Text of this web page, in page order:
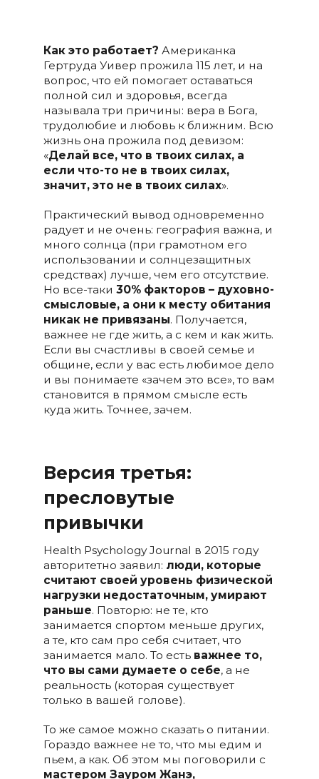
Как это работает? Американка
Гертруда Уивер прожила 115 лет, и на
вопрос, что ей помогает оставаться
полной сил и здоровья, всегда
называла три причины: вера в Бога,
трудолюбие и любовь к ближним. Всю
жизнь она прожила под девизом:
«Делай все, что в твоих силах, а
если что-то не в твоих силах,
значит, это не в твоих силах».
Практический вывод одновременно
радует и не очень: география важна, и
много солнца (при грамотном его
использовании и солнцезащитных
средствах) лучше, чем его отсутствие.
Но все-таки 30% факторов – духовно-
смысловые, а они к месту обитания
никак не привязаны. Получается,
важнее не где жить, а с кем и как жить.
Если вы счастливы в своей семье и
общине, если у вас есть любимое дело
и вы понимаете «зачем это все», то вам
становится в прямом смысле есть
куда жить. Точнее, зачем.
Версия третья:
пресловутые
привычки
Health Psychology Journal в 2015 году
авторитетно заявил: люди, которые
считают своей уровень физической
нагрузки недостаточным, умирают
раньше. Повторю: не те, кто
занимается спортом меньше других,
а те, кто сам про себя считает, что
занимается мало. То есть важнее то,
что вы сами думаете о себе, а не
реальность (которая существует
только в вашей голове).
То же самое можно сказать о питании.
Гораздо важнее не то, что мы едим и
пьем, а как. Об этом мы поговорили с
мастером Зауром Жанэ,